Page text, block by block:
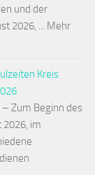
und der
2026, ... Mehr
Kreis
Zum Beginn des
2026, im